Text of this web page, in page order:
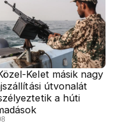
Kelet másik nagy
útvonalát
a húti